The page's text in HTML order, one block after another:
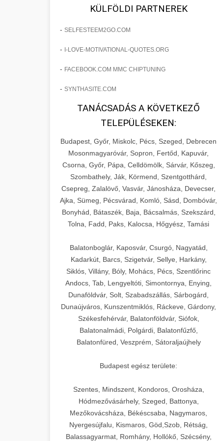
sebészeti praxisban.
páciensszám növekedés
os Növekedést
Lépésről lépésre marketing tervrajz,
eredményezett. Ismerje meg a
szonyegtisztito.net
marketing stratégiai tervrajz
os Növekedésének
Története
Teljes dokumentáció egy klinika
átalakulási útjáról, bemutatva az utat a
küzdő praxistól a virágzó vállalkozásig
150%-os növekedéssel.
szonyegtakaritas.org
klinika átalakulási történet
🎪 18. Szemhéjplasztika
Iránti Érdeklődés 150%-
Technikák és módszerek a páciensek
érdeklődésének és elkötelezettségének
drámai növeléséhez. Egy 150%-os
fellendülési esettanulmány gyakorlati
betekintésekkel.
weboldal-keszites.co
elkötelezettség erősítési módszerek
🎮 19. AI Google Ads és
Meta Kampány Kezelés +
Fejlett AI-alapú Google Ads és Meta
hirdetési kampánykezelés.
Optimalizálja hirdetési költségvetését
aikampany.hu
AI hirdetési automatizálás
🍞 20. Ipari Dagasztógép +
Professzionális ipari dagasztógépek és
tésztakeverő gépek pékségek és
kereskedelmi konyhák számára.
Masszív konstrukció megbízható
teljesítményhez.
chef-iparikonyhagepek.hu
kereskedelmi tésztakeverő
🔪 21. Ipari Szeletelőgép+
Ipari hús- és sajtszeletelő gépek
professzionális élelmiszer-
előkészítéshez. Precíziós vágás
állítható vastagság beállítással.
chef-iparikonyhagepek.hu
professzionális élelmiszer szeletelő
📦 22. Vákuumozó Gép +
Kereskedelmi vákuumcsomagoló
berendezések élelmiszerek
szavatossági időt és tartsa meg a
chef-iparikonyhagepek.hu
vákuum lezáró berendezés
🎁 23. Vákuumfóliázó
+
professzionális élelmiszer-csomagolási
műveletekhez. Hatékony lezárási és
tartósítási megoldások.
chef-iparikonyhagepek.hu
🔥 24. Ipari Sütő és
Gőzpároló
+
Kereskedelmi légkeveréses sütők és
KÜLFÖLDI PARTNEREK
- SELFESTEEM2GO.COM
- I-LOVE-MOTIVATIONAL-QUOTES.ORG
- FACEBOOK.COM MMC CHIPTUNING
- SYNTHASITE.COM
TANÁCSADÁS A KÖVETKEZŐ
TELEPÜLÉSEKEN:
Budapest, Győr, Miskolc, Pécs, Szeged, Debrecen
Mosonmagyaróvár, Sopron, Fertőd, Kapuvár,
Csorna, Győr, Pápa, Celldömölk, Sárvár, Kőszeg,
Szombathely, Ják, Körmend, Szentgotthárd,
Csepreg, Zalalövő, Vasvár, Jánosháza, Devecser,
Ajka, Sümeg, Pécsvárad, Komló, Sásd, Dombóvár,
Bonyhád, Bátaszék, Baja, Bácsalmás, Szekszárd,
Tolna, Fadd, Paks, Kalocsa, Hőgyész, Tamási
Balatonboglár, Kaposvár, Csurgó, Nagyatád,
Kadarkút, Barcs, Szigetvár, Sellye, Harkány,
Siklós, Villány, Bóly, Mohács, Pécs, Szentlőrinc
Andocs, Tab, Lengyeltóti, Simontornya, Enying,
Dunaföldvár, Solt, Szabadszállás, Sárbogárd,
Dunaújváros, Kunszentmiklós, Ráckeve, Gárdony,
Székesfehérvár, Balatonföldvár, Siófok,
Balatonalmádi, Polgárdi, Balatonfűzfő,
Balatonfüred, Veszprém, Sátoraljaújhely
Budapest egész területe:
Szentes, Mindszent, Kondoros, Orosháza,
Hódmezővásárhely, Szeged, Battonya,
Mezőkovácsháza, Békéscsaba, Nagymaros,
Nyergesújfalu, Kismaros, Göd,Szob, Rétság,
Balassagyarmat, Romhány, Hollókő, Szécsény,